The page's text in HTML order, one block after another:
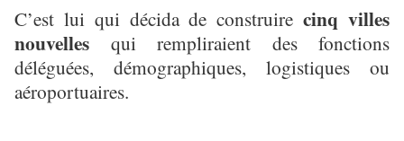
C’est lui qui décida de construirecinq villes
nouvelles qui rempliraient des fonctions
déléguées, démographiques, logistiques ou
aéroportuaires.